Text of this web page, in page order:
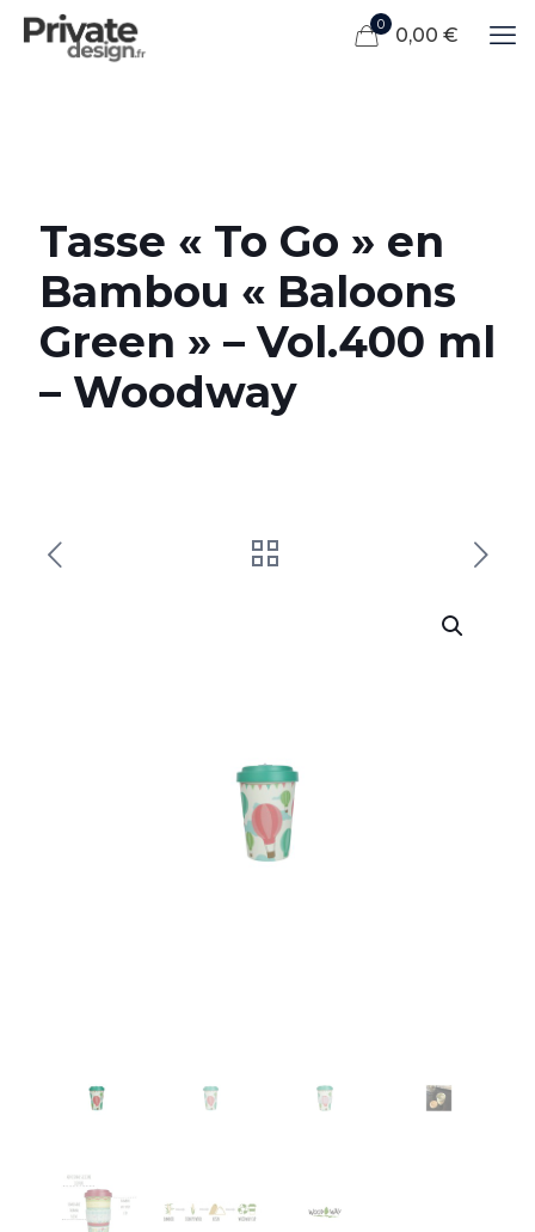
0 0,00 €
Tasse « To Go » en
Bambou « Baloons
Green » – Vol.400 ml
– Woodway